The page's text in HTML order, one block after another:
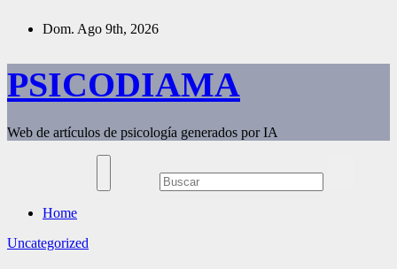
Dom. Ago 9th, 2026
PSICODIAMA
Web de artículos de psicología generados por IA
Home
Uncategorized